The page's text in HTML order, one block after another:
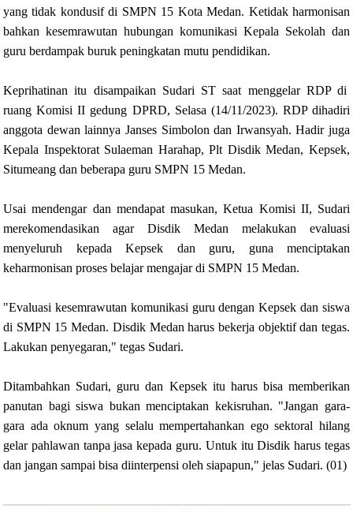
yang tidak kondusif di SMPN 15 Kota Medan. Ketidak harmonisan
bahkan kesemrawutan hubungan komunikasi Kepala Sekolah dan
guru berdampak buruk peningkatan mutu pendidikan.
Keprihatinan itu disampaikan Sudari ST saat menggelar RDP di
ruang Komisi II gedung DPRD, Selasa (14/11/2023). RDP dihadiri
anggota dewan lainnya Janses Simbolon dan Irwansyah. Hadir juga
Kepala Inspektorat Sulaeman Harahap, Plt Disdik Medan, Kepsek,
Situmeang dan beberapa guru SMPN 15 Medan.
Usai mendengar dan mendapat masukan, Ketua Komisi II, Sudari
merekomendasikan agar Disdik Medan melakukan evaluasi
menyeluruh kepada Kepsek dan guru, guna menciptakan
keharmonisan proses belajar mengajar di SMPN 15 Medan.
"Evaluasi kesemrawutan komunikasi guru dengan Kepsek dan siswa
di SMPN 15 Medan. Disdik Medan harus bekerja objektif dan tegas.
Lakukan penyegaran," tegas Sudari.
Ditambahkan Sudari, guru dan Kepsek itu harus bisa memberikan
panutan bagi siswa bukan menciptakan kekisruhan. "Jangan gara-
gara ada oknum yang selalu mempertahankan ego sektoral hilang
gelar pahlawan tanpa jasa kepada guru. Untuk itu Disdik harus tegas
dan jangan sampai bisa diinterpensi oleh siapapun," jelas Sudari. (01)